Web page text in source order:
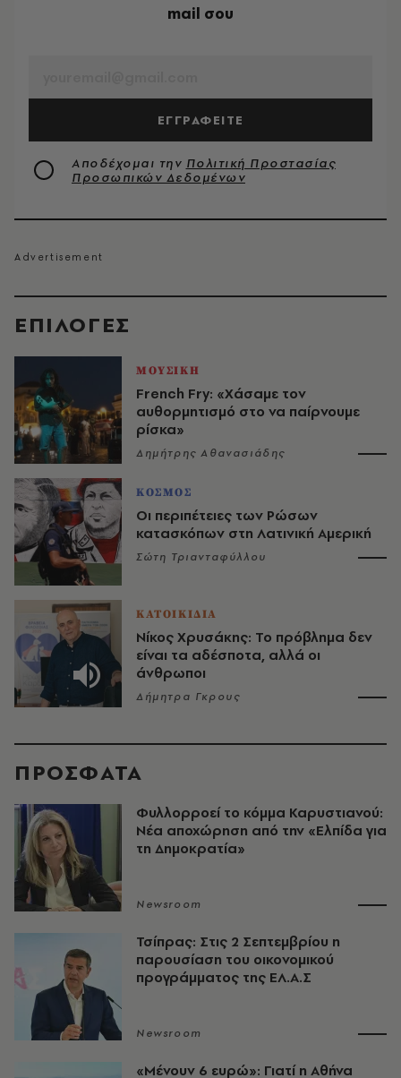
EΠΙΛΟΓΈΣ
ΜΟΥΣΙΚΗ
French Fry: «Χάσαμε τον
αυθορμητισμό στο να παίρνουμε
ρίσκα»
Δημήτρης Αθανασιάδης
ΚΟΣΜΟΣ
Οι περιπέτειες των Ρώσων
κατασκόπων στη Λατινική Αμερική
Σώτη Τριανταφύλλου
ΚΑΤΟΙΚΙΔΙΑ
Νίκος Χρυσάκης: Το πρόβλημα δεν
είναι τα αδέσποτα, αλλά οι
άνθρωποι
Δήμητρα Γκρους
mail σου
ΕΓΓΡΑΦΕΙΤΕ
Αποδέχομαι την Πολιτική Προστασίας
Προσωπικών Δεδομένων
ΠΡΟΣΦΑΤΑ
Φυλλορροεί το κόμμα Καρυστιανού:
Νέα αποχώρηση από την «Ελπίδα για
τη Δημοκρατία»
Newsroom
Τσίπρας: Στις 2 Σεπτεμβρίου η
παρουσίαση του οικονομικού
προγράμματος της ΕΛ.Α.Σ
Newsroom
«Μένουν 6 ευρώ»: Γιατί η Αθήνα